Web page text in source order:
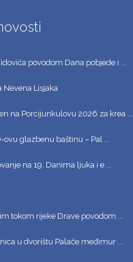
povodom Dana pobjede i ...
Lisjaka
na Porcijunkulovu 2026 za krea ...
ovu glazbenu baštinu – Pal ...
na 19. Danima ljuka i e ...
tokom rijeke Drave povodom ...
u dvorištu Palače međimur ...